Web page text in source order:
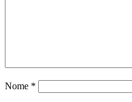
Nome *